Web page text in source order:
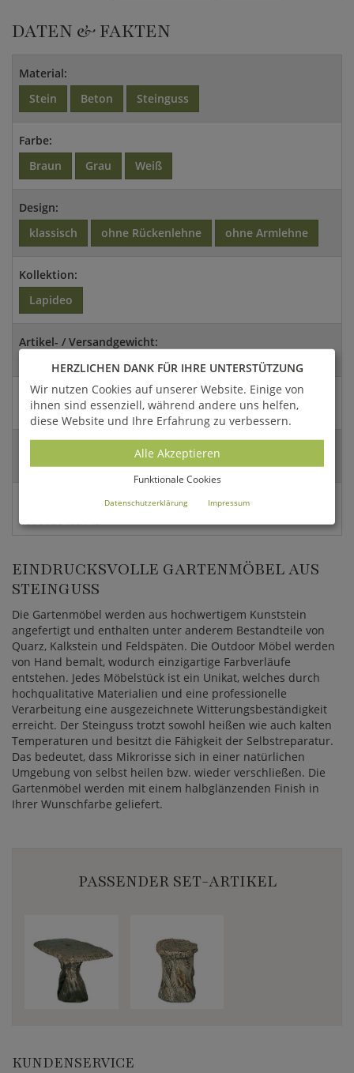
DATEN & FAKTEN
Material:
Stein
Beton Steinguss
Farbe:
Braun
Grau Weiß
Design:
klassisch
ohne Rückenlehne ohne Armlehne
Kollektion:
Lapideo
Artikel- / Versandgewicht:
115 Kg / 149,5 Kg
Abmessungen:
40x136x38cm (HxBxT)
Spedition
4056026409149
EINDRUCKSVOLLE GARTENMÖBEL AUS
STEINGUSS
Die Gartenmöbel werden aus hochwertigem Kunststein
angefertigt und enthalten unter anderem Bestandteile von
Quarz, Kalkstein und Feldspäten. Die Outdoor Möbel werden
von Hand bemalt, wodurch einzigartige Farbverläufe
entstehen. Jedes Möbelstück ist ein Unikat, welches durch
hochqualitative Materialien und eine professionelle
Verarbeitung eine ausgezeichnete Witterungsbeständigkeit
erreicht. Der Steinguss trotzt sowohl heißen wie auch kalten
Temperaturen und besitzt die Fähigkeit der Selbstreparatur.
Das bedeutet, dass Mikrorisse sich in einer natürlichen
Umgebung von selbst heilen bzw. wieder verschließen. Die
Gartenmöbel werden mit einem halbglänzenden Finish in
Ihrer Wunschfarbe geliefert.
PASSENDER SET-ARTIKEL
KUNDENSERVICE
HERZLICHEN DANK FÜR IHRE UNTERSTÜTZUNG
Wir nutzen Cookies auf unserer Website. Einige von
ihnen sind essenziell, während andere uns helfen,
diese Website und Ihre Erfahrung zu verbessern.
Alle Akzeptieren
Funktionale Cookies
Datenschutzerklärung Impressum